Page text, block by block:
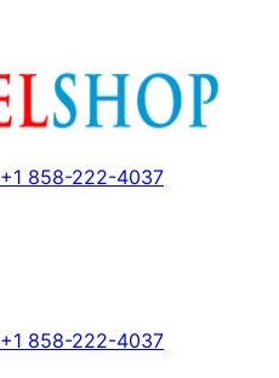
+1 858-222-4037
+1 858-222-4037